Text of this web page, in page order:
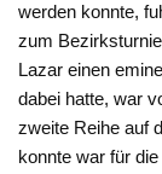
werden konnte,
zum
Lazar einen
dabei hatte, war
zweite Reihe auf
konnte war für